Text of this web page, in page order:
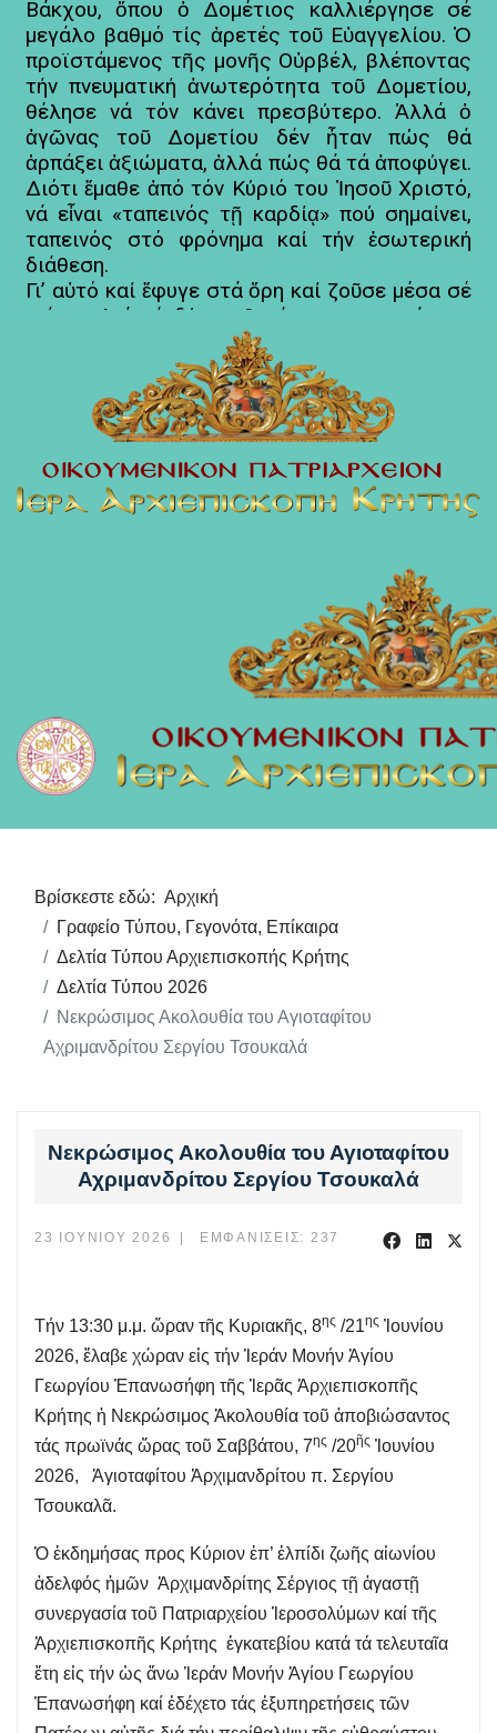
Βρίσκεστε εδώ: Αρχική
Γραφείο Τύπου, Γεγονότα, Επίκαιρα
Δελτία Τύπου Αρχιεπισκοπής Κρήτης
Δελτία Τύπου 2026
Νεκρώσιμος Ακολουθία του Αγιοταφίτου
Αχριμανδρίτου Σεργίου Τσουκαλά
Νεκρώσιμος Ακολουθία του Αγιοταφίτου
Αχριμανδρίτου Σεργίου Τσουκαλά
23 ΙΟΥΝΊΟΥ 2026 ΕΜΦΑΝΊΣΕΙΣ: 237
Τήν 13:30 μ.μ. ὥραν τῆς Κυριακῆς, 8ης /21ης Ἰουνίου
2026, ἔλαβε χώραν εἰς τήν Ἱεράν Μονήν Ἁγίου
Γεωργίου Ἐπανωσήφη τῆς Ἱερᾶς Ἀρχιεπισκοπῆς
Κρήτης ἡ Νεκρώσιμος Ἀκολουθία τοῦ ἀποβιώσαντος
τάς πρωϊνάς ὥρας τοῦ Σαββάτου, 7ης /20ῆς Ἰουνίου
2026, Ἁγιοταφίτου Ἀρχιμανδρίτου π. Σεργίου
Τσουκαλᾶ.
Ὁ ἐκδημήσας προς Κύριον ἐπ’ ἐλπίδι ζωῆς αἰωνίου
ἀδελφός ἡμῶν Ἀρχιμανδρίτης Σέργιος τῇ ἀγαστῇ
συνεργασία τοῦ Πατριαρχείου Ἱεροσολύμων καί τῆς
Ἀρχιεπισκοπῆς Κρήτης ἐγκατεβίου κατά τά τελευταῖα
ἔτη εἰς τήν ὡς ἄνω Ἱεράν Μονήν Ἁγίου Γεωργίου
Ἐπανωσήφη καί ἐδέχετο τάς ἐξυπηρετήσεις τῶν